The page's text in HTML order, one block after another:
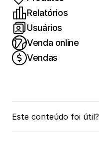
Relatórios
Usuários
Venda online
Vendas
Este conteúdo foi útil?